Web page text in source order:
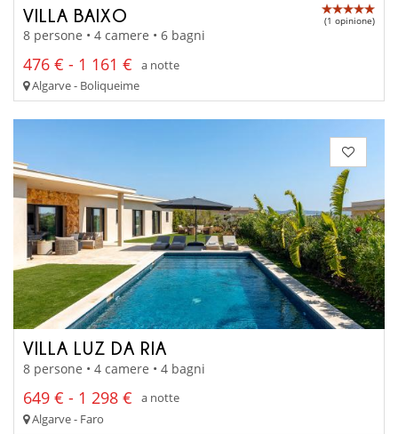
VILLA BAIXO (1 opinione)
8 persone • 4 camere • 6 bagni
476 € - 1 161 €
a notte
Algarve - Boliqueime
VILLA LUZ DA RIA
8 persone • 4 camere • 4 bagni
649 € - 1 298 €
a notte
Algarve - Faro